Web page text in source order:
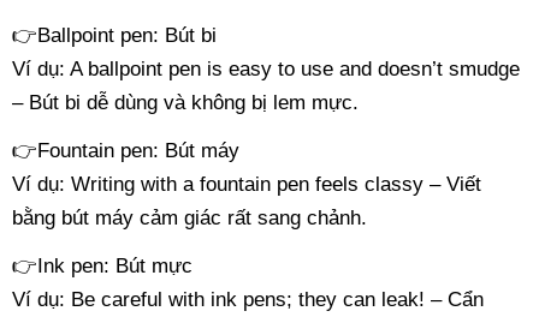
👉Ballpoint pen: Bút bi
Ví dụ: A ballpoint pen is easy to use and doesn’t smudge
– Bút bi dễ dùng và không bị lem mực.
👉Fountain pen: Bút máy
Ví dụ: Writing with a fountain pen feels classy – Viết
bằng bút máy cảm giác rất sang chảnh.
👉Ink pen: Bút mực
Ví dụ: Be careful with ink pens; they can leak! – Cẩn